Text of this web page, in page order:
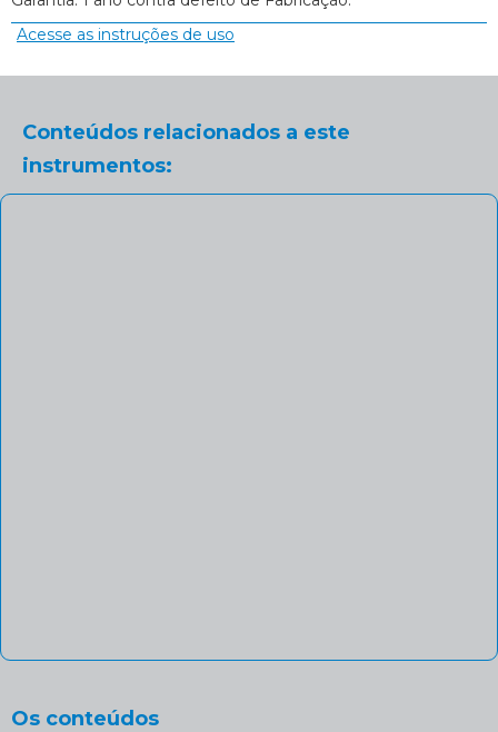
Acesse as instruções de uso
Conteúdos relacionados a este
instrumentos:
Os conteúdos